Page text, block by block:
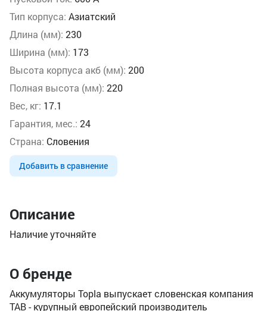
Тип корпуса: Азиатский
Длина (мм): 230
Ширина (мм): 173
Высота корпуса акб (мм): 200
Полная высота (мм): 220
Вес, кг: 17.1
Гарантия, мес.: 24
Страна: Словения
Добавить в сравнение
Описание
Наличие уточняйте
О бренде
Аккумуляторы Topla выпускает словенская компания
TAB - курупный европейский производитель